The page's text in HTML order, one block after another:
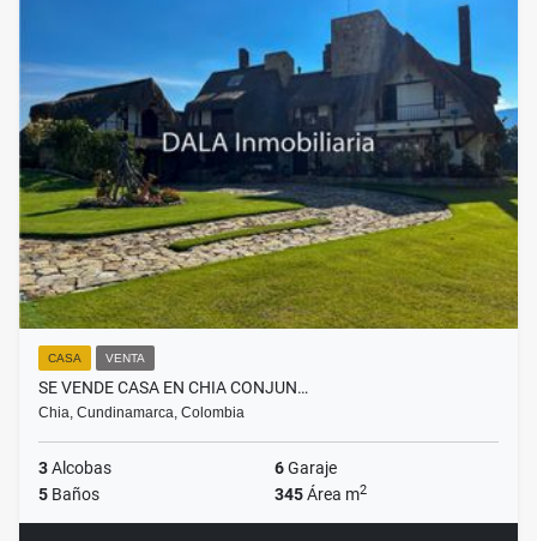
CASA VENTA
SE VENDE CASA EN CHIA CONJUN…
Chia, Cundinamarca, Colombia
3Alcobas 6Garaje
5 Baños 345Área m2